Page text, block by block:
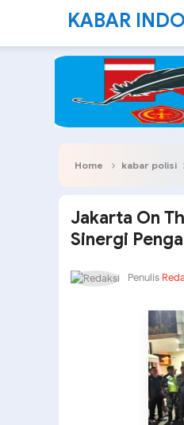
KABAR
Home kabar polisi
Jakarta On
Sinergi
Penulis